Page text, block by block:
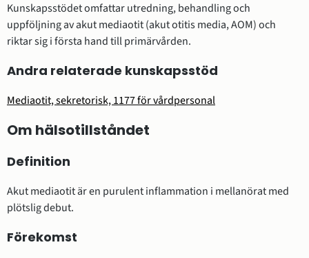
Kunskapsstödet omfattar utredning, behandling och
uppföljning av akut mediaotit (akut otitis media, AOM) och
riktar sig i första hand till primärvården.
Andra relaterade kunskapsstöd
Mediaotit, sekretorisk, 1177 för vårdpersonal
Om hälsotillståndet
Definition
Akut mediaotit är en purulent inflammation i mellanörat med
plötslig debut.
Förekomst